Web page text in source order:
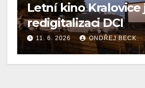
Letní kino Kralovice
redigitalizaci DCI
11. 6. 2026 ONDŘEJ BECK